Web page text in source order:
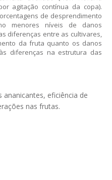
agitação contínua da copa).
de desprendimento
menores níveis de danos
diferenças entre as cultivares,
da fruta quanto os danos
diferenças na estrutura das
eficiência de
nas frutas.